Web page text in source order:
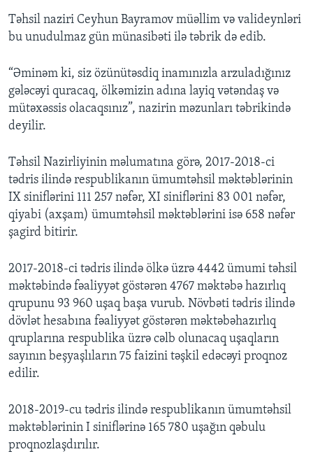
Təhsil naziri Ceyhun Bayramov müəllim və valideynləri
bu unudulmaz gün münasibəti ilə təbrik də edib.
“Əminəm ki, siz özünütəsdiq inamınızla arzuladığınız
gələcəyi quracaq, ölkəmizin adına layiq vətəndaş və
mütəxəssis olacaqsınız”, nazirin məzunları təbrikində
deyilir.
Təhsil Nazirliyinin məlumatına görə, 2017-2018-ci
tədris ilində respublikanın ümumtəhsil məktəblərinin
IX siniflərini 111 257 nəfər, XI siniflərini 83 001 nəfər,
qiyabi (axşam) ümumtəhsil məktəblərini isə 658 nəfər
şagird bitirir.
2017-2018-ci tədris ilində ölkə üzrə 4442 ümumi təhsil
məktəbində fəaliyyət göstərən 4767 məktəbə hazırlıq
qrupunu 93 960 uşaq başa vurub. Növbəti tədris ilində
dövlət hesabına fəaliyyət göstərən məktəbəhazırlıq
qruplarına respublika üzrə cəlb olunacaq uşaqların
sayının beşyaşlıların 75 faizini təşkil edəcəyi proqnoz
edilir.
2018-2019-cu tədris ilində respublikanın ümumtəhsil
məktəblərinin I siniflərinə 165 780 uşağın qəbulu
proqnozlaşdırılır.